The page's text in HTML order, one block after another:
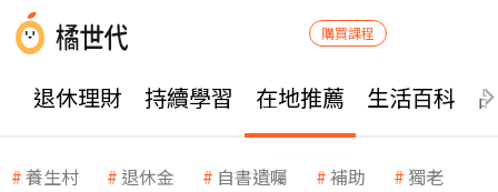
購買課程
退休理財 持續學習 在地推薦 生活百科
養生村 退休金 自書遺囑 補助 獨老